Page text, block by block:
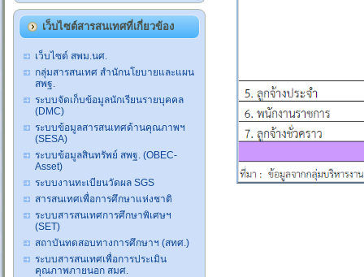
เว็บไซต์สารสนเทศที่เกี่ยวข้อง
เว็บไซต์ สพม.นศ.
กลุ่มสารสนเทศ สำนักนโยบายและแผน
สพฐ.
ระบบจัดเก็บข้อมูลนักเรียนรายบุคคล
(DMC)
ระบบข้อมูลสารสนเทศด้านคุณภาพฯ
(SESA)
ระบบข้อมูลสินทรัพย์ สพฐ. (OBEC-
Asset)
ระบบงานทะเบียนวัดผล SGS
สารสนเทศเพื่อการศึกษาแห่งชาติ
ระบบสารสนเทศการศึกษาพิเศษฯ
(SET)
สถาบันทดสอบทางการศึกษาฯ (สทศ.)
ระบบสารสนเทศเพื่อการประเมิน
คุณภาพภายนอก สมศ.